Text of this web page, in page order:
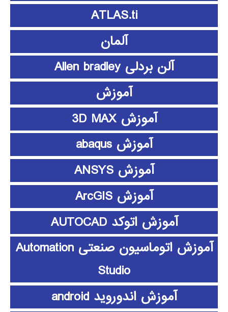
ATLAS.ti
آلمان
آلن بردلی Allen bradley
آموزش
آموزش 3D MAX
آموزش abaqus
آموزش ANSYS
آموزش ArcGIS
آموزش اتوکد AUTOCAD
آموزش اتوماسیون صنعتی Automation
Studio
آموزش اندوروید android